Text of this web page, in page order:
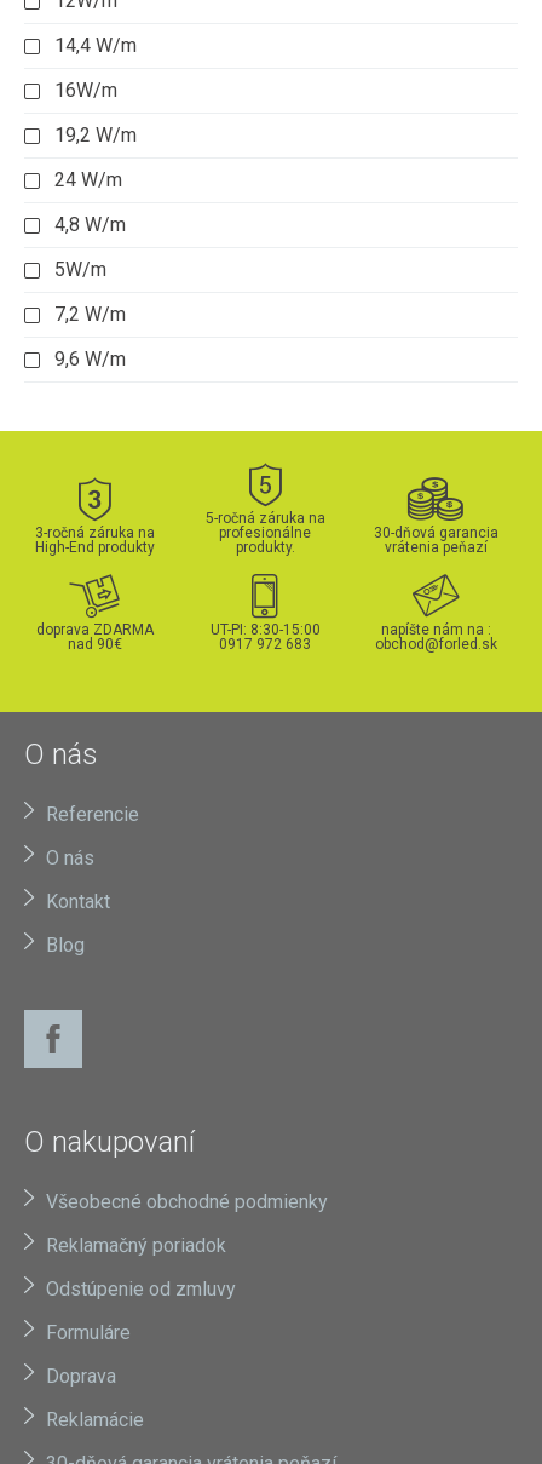
14,4 W/m
16W/m
19,2 W/m
24 W/m
4,8 W/m
5W/m
7,2 W/m
9,6 W/m
3-ročná záruka na
High-End produkty
5-ročná záruka na
profesionálne
produkty.
30-dňová garancia
vrátenia peňazí
doprava ZDARMA
nad 90€
UT-PI: 8:30-15:00
0917 972 683
napíšte nám na :
obchod@forled.sk
O nás
Referencie
O nás
Kontakt
Blog
O nakupovaní
Všeobecné obchodné podmienky
Reklamačný poriadok
Odstúpenie od zmluvy
Formuláre
Doprava
Reklamácie